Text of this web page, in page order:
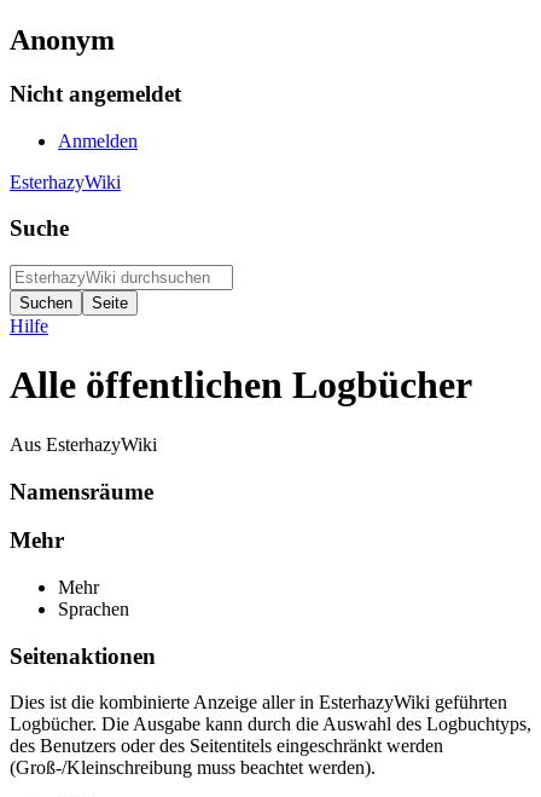
Anonym
Nicht angemeldet
Anmelden
EsterhazyWiki
Suche
Hilfe
Alle öffentlichen Logbücher
Aus EsterhazyWiki
Namensräume
Mehr
Mehr
Sprachen
Seitenaktionen
Dies ist die kombinierte Anzeige aller in EsterhazyWiki geführten
Logbücher. Die Ausgabe kann durch die Auswahl des Logbuchtyps,
des Benutzers oder des Seitentitels eingeschränkt werden
(Groß-/Kleinschreibung muss beachtet werden).